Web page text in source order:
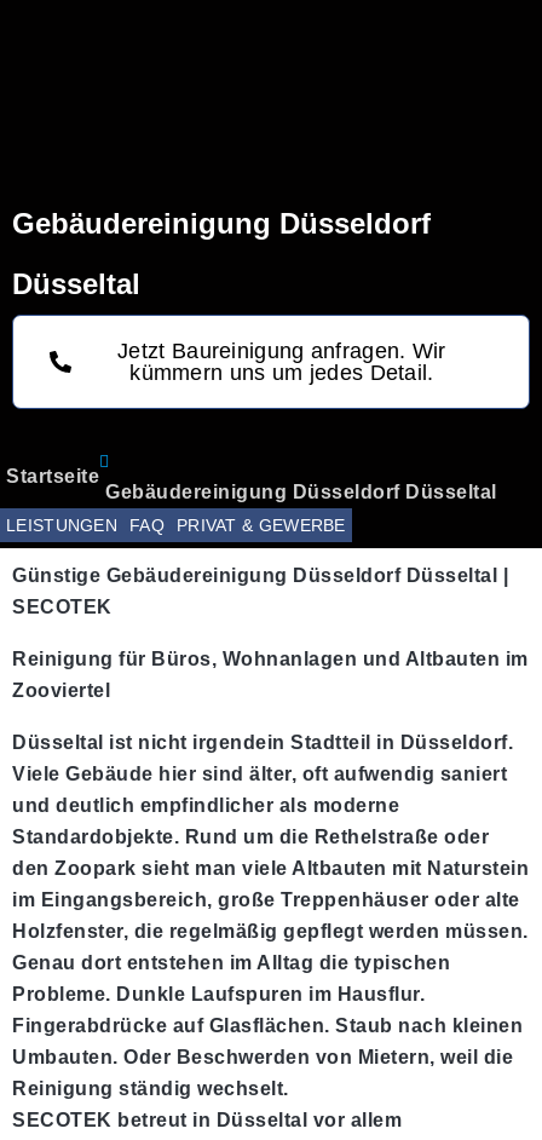
Gebäudereinigung Düsseldorf
Düsseltal
Jetzt Baureinigung anfragen. Wir
kümmern uns um jedes Detail.
Startseite
Gebäudereinigung Düsseldorf Düsseltal
LEISTUNGEN PRIVAT & GEWERBE
FAQ
Günstige Gebäudereinigung Düsseldorf Düsseltal |
SECOTEK
Reinigung für Büros, Wohnanlagen und Altbauten im
Zooviertel
Düsseltal ist nicht irgendein Stadtteil in Düsseldorf.
Viele Gebäude hier sind älter, oft aufwendig saniert
und deutlich empfindlicher als moderne
Standardobjekte. Rund um die Rethelstraße oder
den Zoopark sieht man viele Altbauten mit Naturstein
im Eingangsbereich, große Treppenhäuser oder alte
Holzfenster, die regelmäßig gepflegt werden müssen.
Genau dort entstehen im Alltag die typischen
Probleme. Dunkle Laufspuren im Hausflur.
Fingerabdrücke auf Glasflächen. Staub nach kleinen
Umbauten. Oder Beschwerden von Mietern, weil die
Reinigung ständig wechselt.
SECOTEK betreut in Düsseltal vor allem